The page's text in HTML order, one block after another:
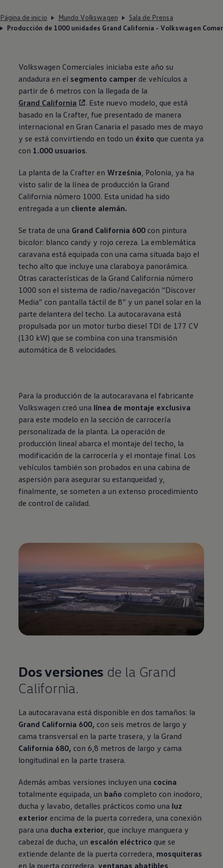
Página de inicio Mundo Volkswagen
Sala de Prensa
Producción de 1000 unidades Grand California - Volkswagen
Volkswagen Comerciales iniciaba este año su
andadura en el segmento camper de vehículos a
partir de 6 metros con la llegada de la
Grand California
. Este nuevo modelo, que está
basado en la Crafter, fue presentado de manera
internacional en Gran Canaria el pasado mes de mayo
y se está convirtiendo en todo un éxito que cuenta ya
con 1.000 usuarios.
La planta de la Crafter en Września , Polonia, ya ha
visto salir de la línea de producción la Grand
California número 1000. Esta unidad ha sido
entregada a un cliente alemán.
Se trata de una Grand California 600 con pintura
bicolor: blanco candy y rojo cereza. La emblemática
caravana está equipada con una cama situada bajo el
techo alto que incluye una claraboya panorámica.
Otras características de la Grand California número
1000 son el sistema de radio/navegación “Discover
Media” con pantalla táctil de 8” y un panel solar en la
parte delantera del techo. La autocaravana está
propulsada por un motor turbo diesel TDI de 177 CV
(130 kW) que se combina con una transmisión
automática de 8 velocidades.
Para la producción de la autocaravana el fabricante
Volkswagen creó una línea de montaje exclusiva
para este modelo en la sección de carrocería
personalizada de la planta. La operación de
producción lineal abarca el montaje del techo, la
modificación de la carrocería y el montaje final. Los
vehículos también son probados en una cabina de
aspersión para asegurar su estanqueidad y,
finalmente, se someten a un extenso procedimiento
de control de calidad.
Dos versiones de la Grand
California.
La autocaravana está disponible en dos tamaños: la
Grand California 600, con seis metros de largo y
cama transversal en la parte trasera, y la Grand
California 680, con 6,8 metros de largo y cama
longitudinal en la parte trasera.
Además ambas versiones incluyen una cocina
totalmente equipada, un baño completo con inodoro,
ducha y lavabo, detalles prácticos como una luz
exterior encima de la puerta corredera, una conexión
para una ducha exterior, que incluye manguera y
cabezal de ducha, un escalón eléctrico que se
extiende delante de la puerta corredera, mosquiteras
en la puerta corredera, ventanas abatibles,